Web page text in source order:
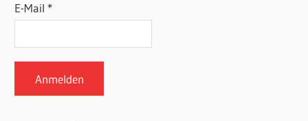
E-Mail *